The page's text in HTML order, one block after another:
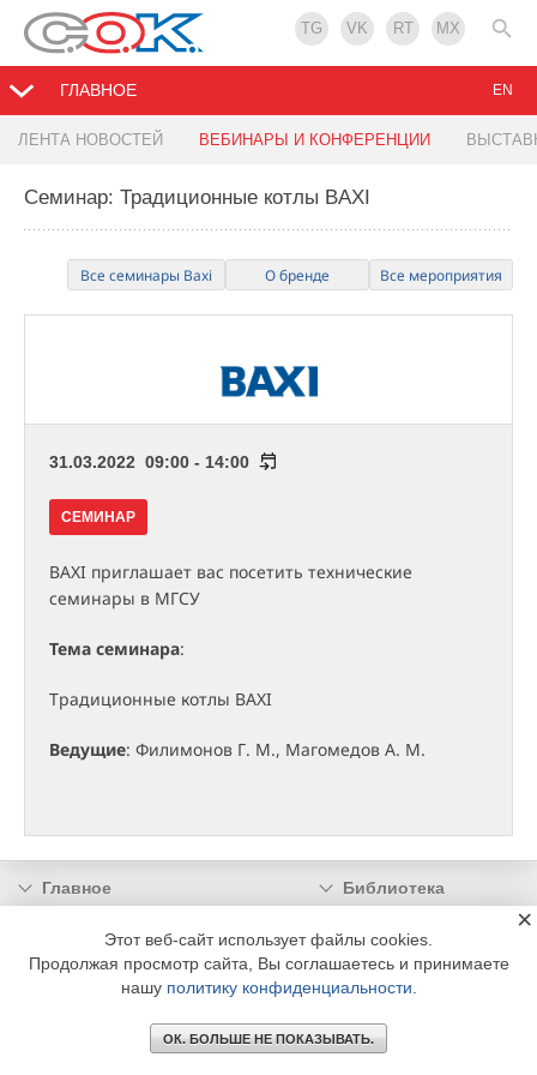
TG VK RT MX
ГЛАВНОЕ
ЛЕНТА НОВОСТЕЙ ВЕБИНАРЫ И КОНФЕРЕНЦИИ
EN
Семинар: Традиционные котлы BAXI
Все семинары Baxi О бренде Все мероприятия
31.03.2022 09:00 - 14:00
СЕМИНАР
BAXI приглашает вас посетить технические
семинары в МГСУ
Тема семинара:
Традиционные котлы BAXI
Ведущие: Филимонов Г. М., Магомедов А. М.
Главное
Библиотека
Информация
Этот веб-сайт использует файлы cookies.
Продолжая просмотр сайта, Вы соглашаетесь и принимаете
нашу политику конфиденциальности
ОК. БОЛЬШЕ НЕ ПОКАЗЫВАТЬ.
×